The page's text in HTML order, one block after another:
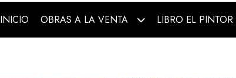
INICIO OBRAS A LA VENTA LIBRO EL PINTOR